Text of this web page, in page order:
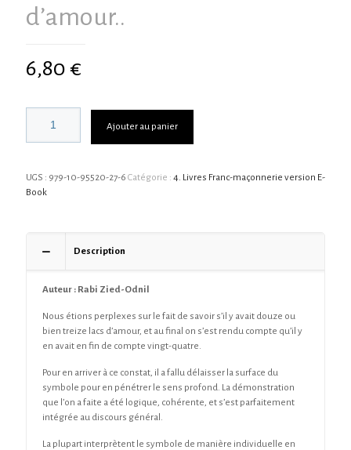
d’amour..
6,80 €
Ajouter au panier
UGS : 979-10-95520-27-6 Catégorie : 4. Livres Franc-maçonnerie version E-
Book
Description
Auteur : Rabi Zied-Odnil
Nous étions perplexes sur le fait de savoir s’il y avait douze ou
bien treize lacs d’amour, et au final on s’est rendu compte qu’il y
en avait en fin de compte vingt-quatre.
Pour en arriver à ce constat, il a fallu délaisser la surface du
symbole pour en pénétrer le sens profond. La démonstration
que l’on a faite a été logique, cohérente, et s’est parfaitement
intégrée au discours général.
La plupart interprètent le symbole de manière individuelle en